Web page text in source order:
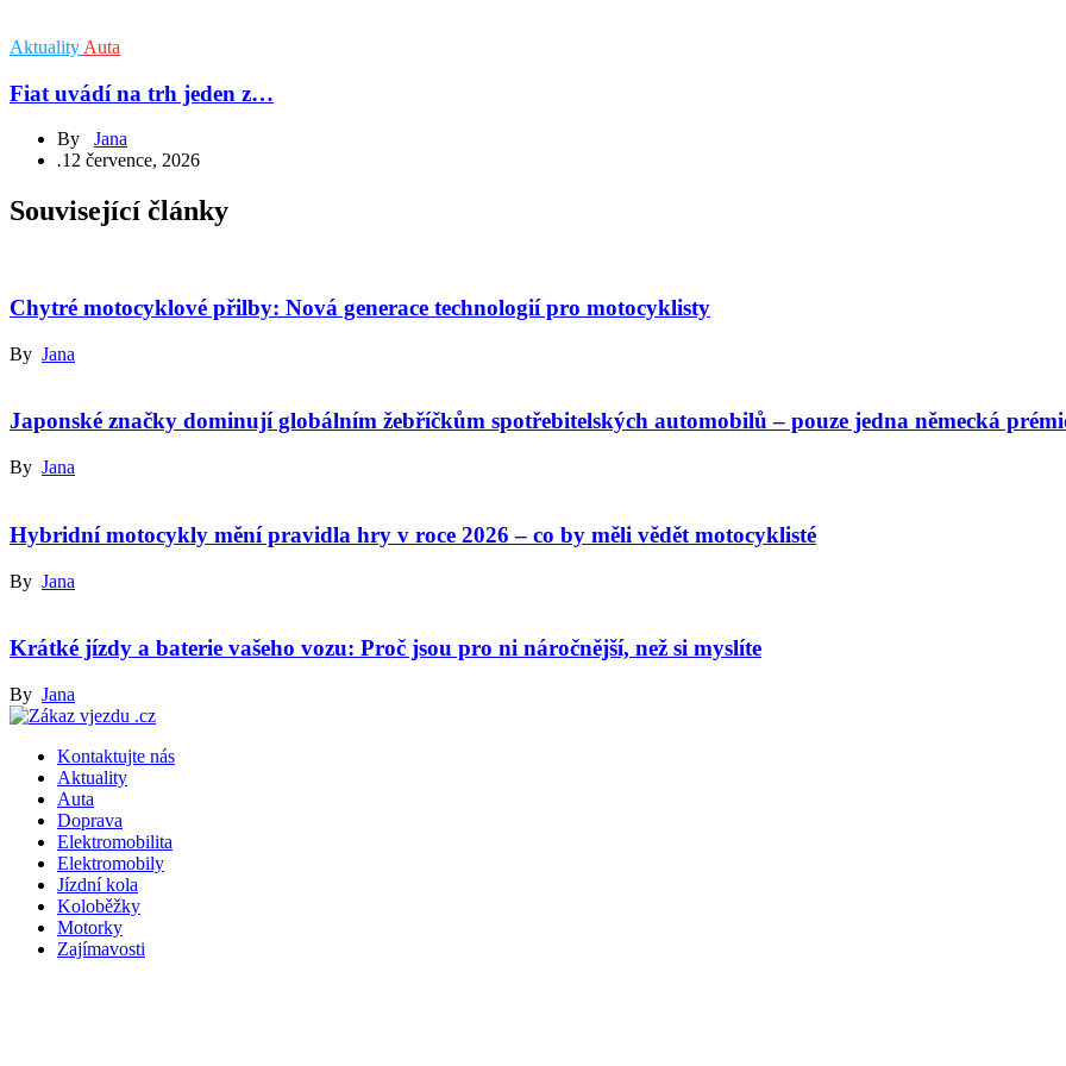
Aktuality Auta
Fiat uvádí na trh jeden z…
By Jana
.12 července, 2026
Související články
Chytré motocyklové přilby: Nová generace technologií pro motocyklisty
By Jana
Japonské značky dominují globálním žebříčkům spotřebitelských automobilů – pouze jedna německá
By Jana
Hybridní motocykly mění pravidla hry v roce 2026 – co by měli vědět motocyklisté
By Jana
Krátké jízdy a baterie vašeho vozu: Proč jsou pro ni náročnější, než si myslíte
By Jana
Kontaktujte nás
Aktuality
Auta
Doprava
Elektromobilita
Elektromobily
Jízdní kola
Koloběžky
Motorky
Zajímavosti